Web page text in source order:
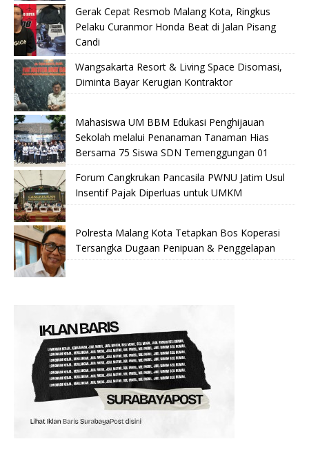
Gerak Cepat Resmob Malang Kota, Ringkus
Pelaku Curanmor Honda Beat di Jalan Pisang
Candi
Wangsakarta Resort & Living Space Disomasi,
Diminta Bayar Kerugian Kontraktor
Mahasiswa UM BBM Edukasi Penghijauan
Sekolah melalui Penanaman Tanaman Hias
Bersama 75 Siswa SDN Temenggungan 01
Forum Cangkrukan Pancasila PWNU Jatim Usul
Insentif Pajak Diperluas untuk UMKM
Polresta Malang Kota Tetapkan Bos Koperasi
Tersangka Dugaan Penipuan & Penggelapan